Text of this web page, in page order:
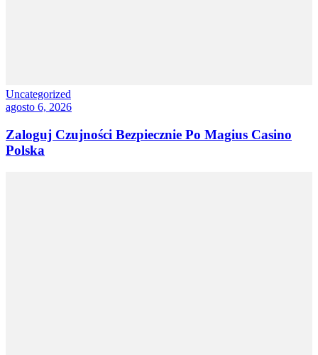
Uncategorized
agosto 6, 2026
Zaloguj Czujności Bezpiecznie Po Magius Casino
Polska